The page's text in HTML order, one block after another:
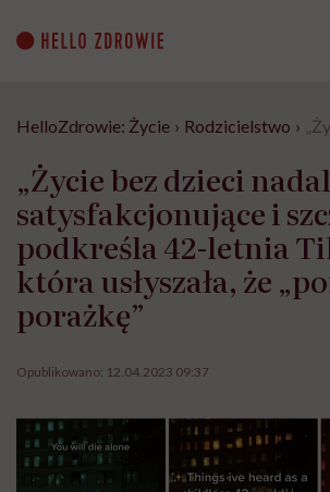
content
HelloZdrowie: Życie › Rodzicielstwo ›
„Życie bez dzieci
satysfakcjonujące i
podkreśla 42-letnia
która usłyszała, że
porażkę”
Opublikowano: 12.04.2023 09:37